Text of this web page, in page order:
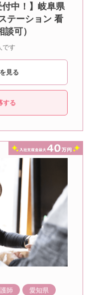
付中！】岐阜県
テーション 看
可）
です
見る
する
師 愛知県